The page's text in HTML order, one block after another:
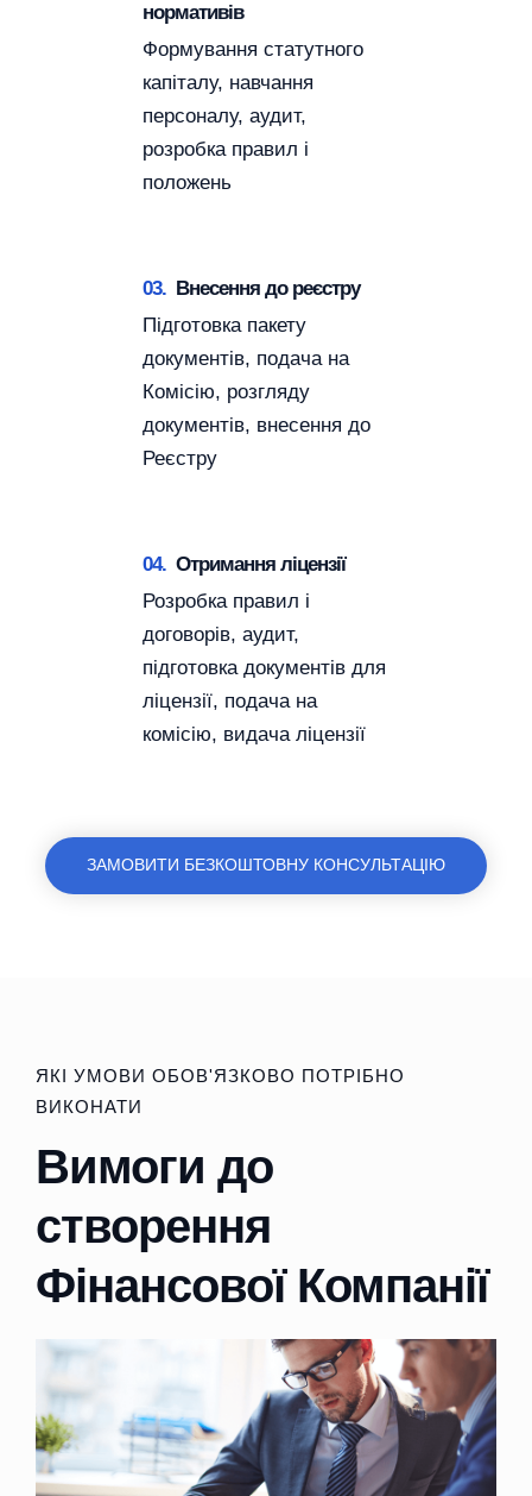
нормативів
Формування статутного
капіталу, навчання
персоналу, аудит,
розробка правил і
положень
03. Внесення до реєстру
Підготовка пакету
документів, подача на
Комісію, розгляду
документів, внесення до
Реєстру
04. Отримання ліцензії
Розробка правил і
договорів, аудит,
підготовка документів для
ліцензії, подача на
комісію, видача ліцензії
ЗАМОВИТИ БЕЗКОШТОВНУ КОНСУЛЬТАЦІЮ
ЯКІ УМОВИ ОБОВ'ЯЗКОВО ПОТРІБНО
ВИКОНАТИ
Вимоги до
створення
Фінансової Компанії